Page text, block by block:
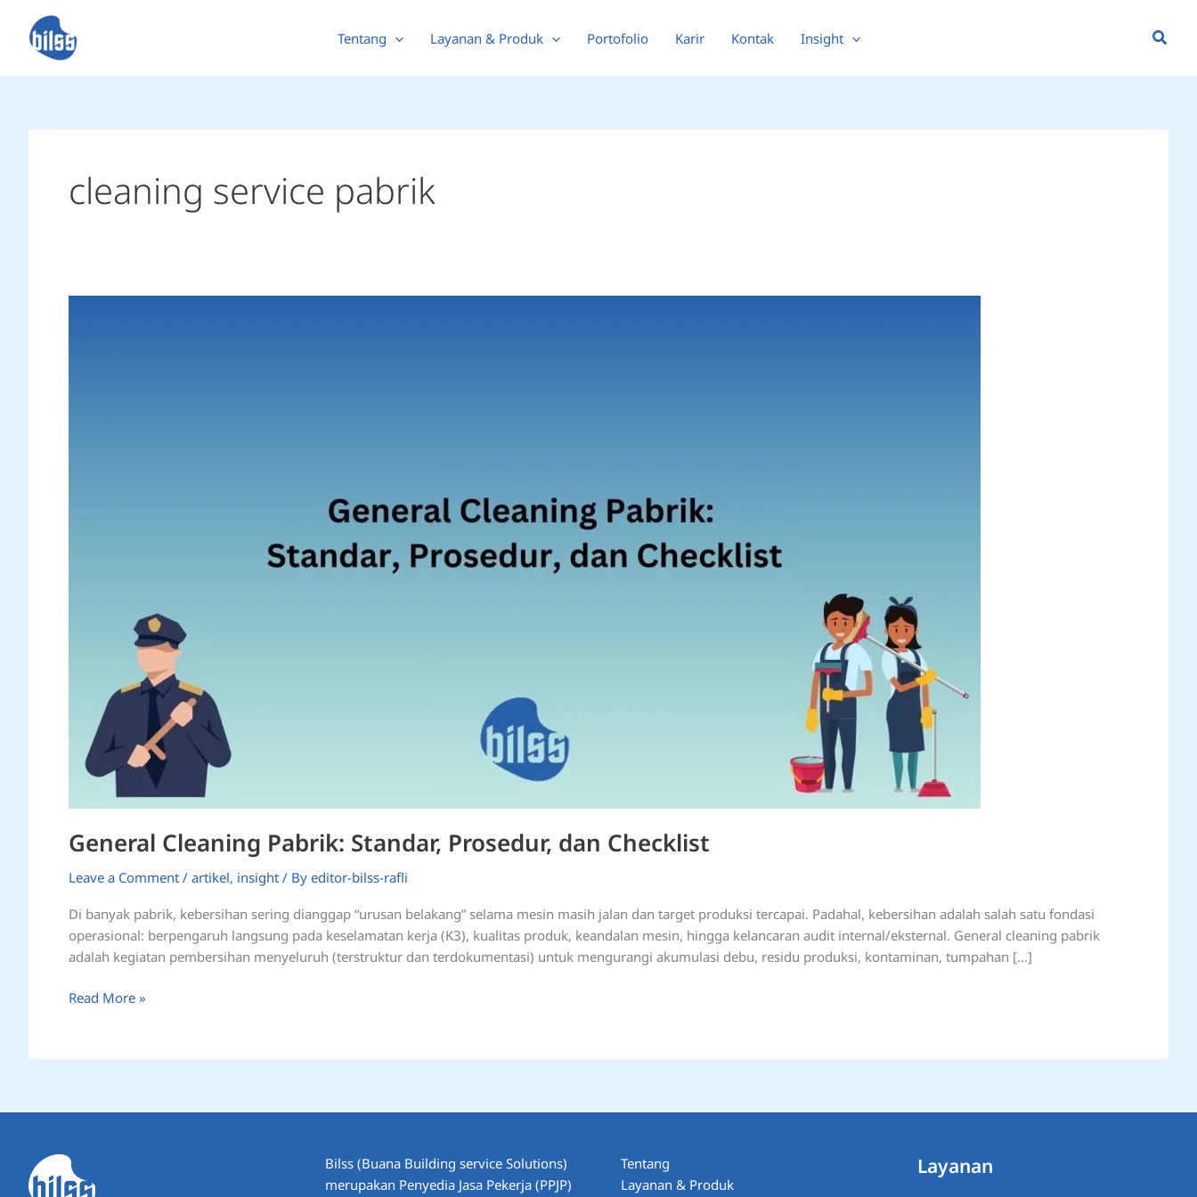
content
Tentang Layanan & Produk Portofolio Karir Kontak Insight
cleaning service pabrik
General Cleaning Pabrik: Standar, Prosedur, dan Checklist
Leave a Comment / artikel, insight / By editor-bilss-rafli
Di banyak pabrik, kebersihan sering dianggap “urusan belakang” selama mesin masih jalan dan target produksi tercapai. Padahal, kebersihan adalah salah satu fondasi
operasional: berpengaruh langsung pada keselamatan kerja (K3), kualitas produk, keandalan mesin, hingga kelancaran audit internal/eksternal. General cleaning pabrik
adalah kegiatan pembersihan menyeluruh (terstruktur dan terdokumentasi) untuk mengurangi akumulasi debu, residu produksi, kontaminan, tumpahan […]
Read More »
Bilss (Buana Building service Solutions)
merupakan Penyedia Jasa Pekerja (PPJP)
Tentang
Layanan & Produk
Layanan